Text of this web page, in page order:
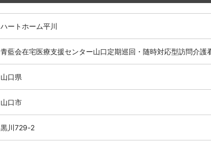
ハートホーム平川
青藍会在宅医療支援センター山口定期巡回・随時対応型訪問介
山口県
山口市
黒川729-2